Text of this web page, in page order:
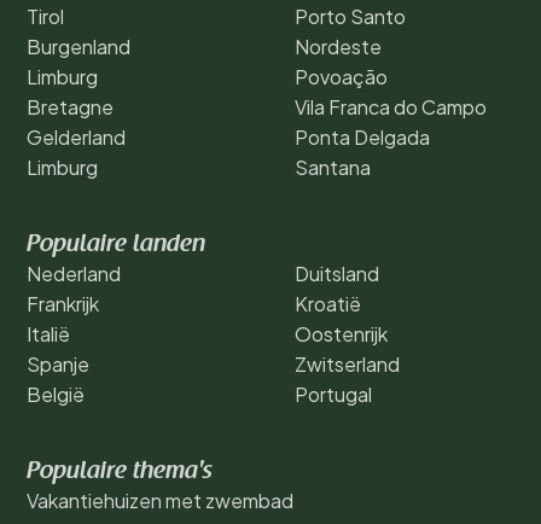
Tirol
Burgenland
Limburg
Bretagne
Gelderland
Limburg
Porto Santo
Nordeste
Povoação
Vila Franca do Campo
Ponta Delgada
Santana
Populaire landen
Nederland
Frankrijk
Italië
Spanje
België
Duitsland
Kroatië
Oostenrijk
Zwitserland
Portugal
Populaire thema's
Vakantiehuizen met zwembad